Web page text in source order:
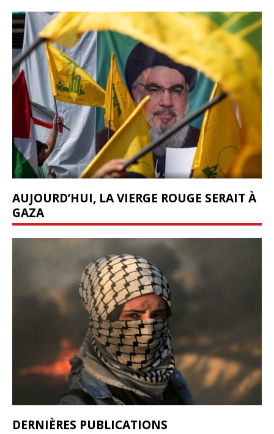
AUJOURD’HUI, LA VIERGE ROUGE SERAIT À
GAZA
DERNIÈRES PUBLICATIONS